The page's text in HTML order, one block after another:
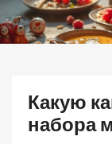
Какую
набора